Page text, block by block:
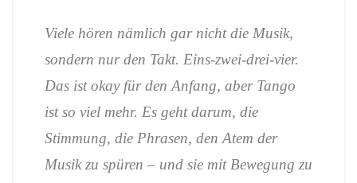
Viele hören nämlich gar nicht die Musik,
sondern nur den Takt. Eins-zwei-drei-vier.
Das ist okay für den Anfang, aber Tango
ist so viel mehr. Es geht darum, die
Stimmung, die Phrasen, den Atem der
Musik zu spüren – und sie mit Bewegung zu